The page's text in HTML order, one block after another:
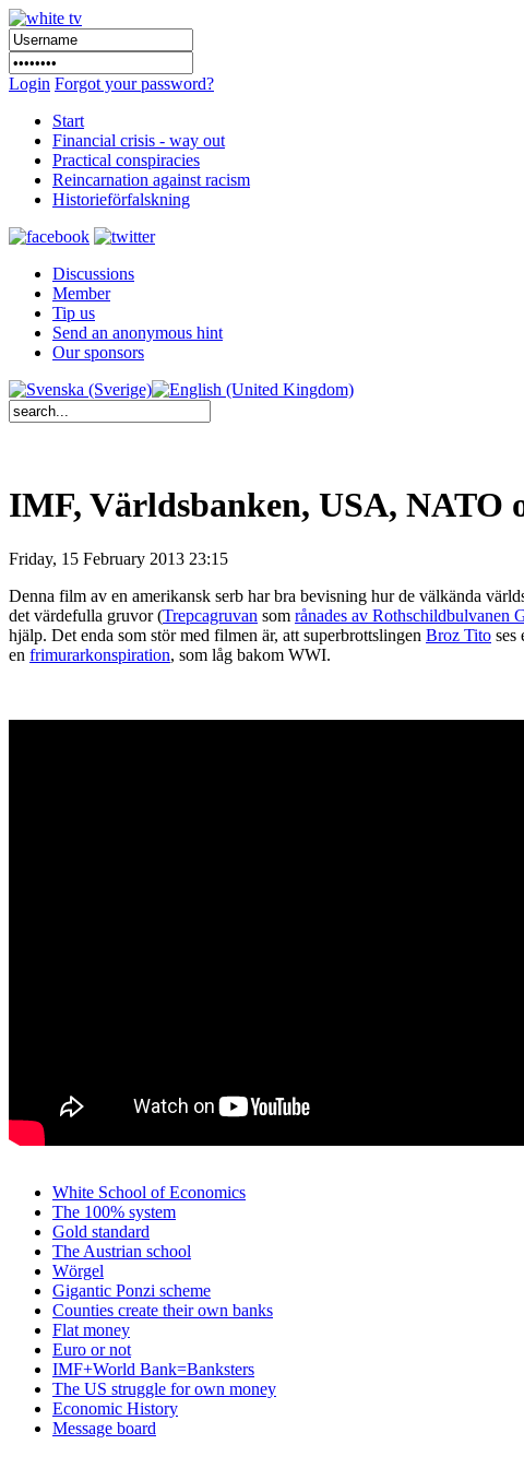
Login Forgot your password?
Start
Financial crisis - way out
Practical conspiracies
Reincarnation against racism
Historieförfalskning
Discussions
Member
Tip us
Send an anonymous hint
Our sponsors
IMF, Världsbanken, USA, NATO
Friday, 15 February 2013 23:15
Denna film av en amerikansk serb har bra bevisning hur de välkända
det värdefulla gruvor (Trepcagruvan som rånades av Rothschildbulvanen
hjälp. Det enda som stör med filmen är, att superbrottslingen Broz Tito ses
en frimurarkonspiration, som låg bakom WWI.
White School of Economics
The 100% system
Gold standard
The Austrian school
Wörgel
Gigantic Ponzi scheme
Counties create their own banks
Flat money
Euro or not
IMF+World Bank=Banksters
The US struggle for own money
Economic History
Message board